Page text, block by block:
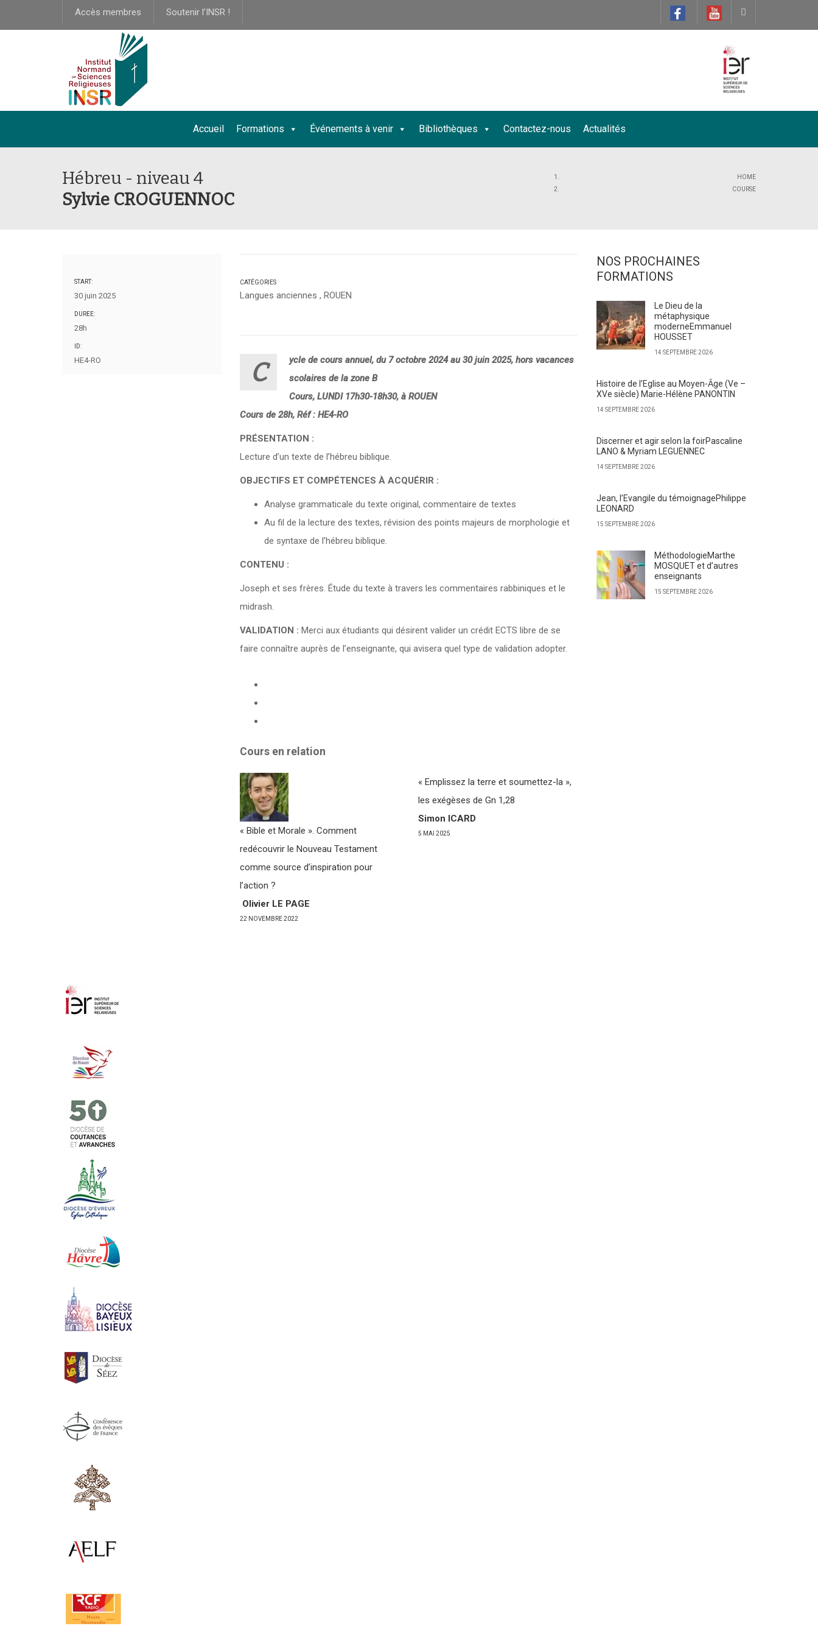
Accès membres Soutenir l’INSR !
Accueil Formations Événements à venir Bibliothèques Contactez-nous Actualités
Hébreu - niveau 4
Sylvie CROGUENNOC
HOME
COURSE
START:
30 juin 2025
DUREE:
28h
ID:
HE4-RO
CATÉGORIES
Langues anciennes ,ROUEN
C
ycle de cours annuel, du 7 octobre 2024 au 30 juin 2025, hors vacances
scolaires de la zone B
Cours, LUNDI 17h30-18h30, à ROUEN
Cours de 28h, Réf : HE4-RO
PRÉSENTATION :
Lecture d’un texte de l’hébreu biblique.
OBJECTIFS ET COMPÉTENCES À ACQUÉRIR :
Analyse grammaticale du texte original, commentaire de textes
Au fil de la lecture des textes, révision des points majeurs de morphologie et
de syntaxe de l’hébreu biblique.
CONTENU :
Joseph et ses frères. Étude du texte à travers les commentaires rabbiniques et le
midrash.
VALIDATION :Merci aux étudiants qui désirent valider un crédit ECTS libre de se
faire connaître auprès de l’enseignante, qui avisera quel type de validation adopter.
Cours en relation
« Bible et Morale ». Comment
redécouvrir le Nouveau Testament
comme source d’inspiration pour
l’action ?
Olivier LE PAGE
22 NOVEMBRE 2022
« Emplissez la terre et soumettez-la »,
les exégèses de Gn 1,28
Simon ICARD
5 MAI 2025
NOS PROCHAINES
FORMATIONS
Le Dieu de la
métaphysique
moderneEmmanuel
HOUSSET
14 SEPTEMBRE 2026
Histoire de l’Eglise au Moyen-Ȃge (Ve –
XVe siècle) Marie-Hélène PANONTIN
14 SEPTEMBRE 2026
Discerner et agir selon la foirPascaline
LANO & Myriam LEGUENNEC
14 SEPTEMBRE 2026
Jean, l’Evangile du témoignagePhilippe
LEONARD
15 SEPTEMBRE 2026
MéthodologieMarthe
MOSQUET et d’autres
enseignants
15 SEPTEMBRE 2026